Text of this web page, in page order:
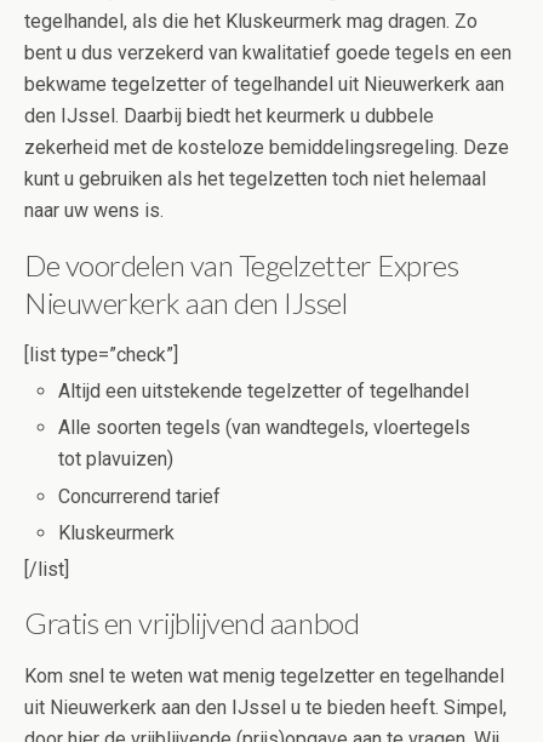
tegelhandel, als die het Kluskeurmerk mag dragen. Zo
bent u dus verzekerd van kwalitatief goede tegels en een
bekwame tegelzetter of tegelhandel uit Nieuwerkerk aan
den IJssel. Daarbij biedt het keurmerk u dubbele
zekerheid met de kosteloze bemiddelingsregeling. Deze
kunt u gebruiken als het tegelzetten toch niet helemaal
naar uw wens is.
De voordelen van Tegelzetter Expres
Nieuwerkerk aan den IJssel
[list type=”check”]
Altijd een uitstekende tegelzetter of tegelhandel
Alle soorten tegels (van wandtegels, vloertegels
tot plavuizen)
Concurrerend tarief
Kluskeurmerk
[/list]
Gratis en vrijblijvend aanbod
Kom snel te weten wat menig tegelzetter en tegelhandel
uit Nieuwerkerk aan den IJssel u te bieden heeft. Simpel,